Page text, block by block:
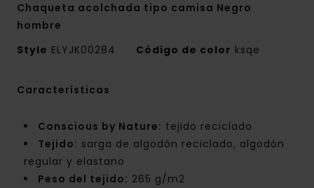
Chaqueta acolchada tipo camisa Negro
hombre
Style ELYJK00284 Código de color ksqe
Características
Conscious by Nature: tejido reciclado
Tejido: sarga de algodón reciclado, algodón
regular y elastano
Peso del tejido: 265 g/m2